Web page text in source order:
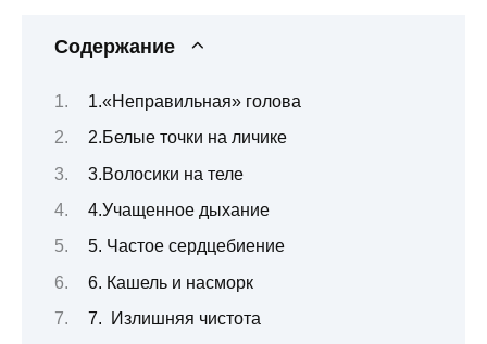
Содержание
1.«Неправильная» голова
2.Белые точки на личике
3.Волосики на теле
4.Учащенное дыхание
5. Частое сердцебиение
6. Кашель и насморк
7. Излишняя чистота